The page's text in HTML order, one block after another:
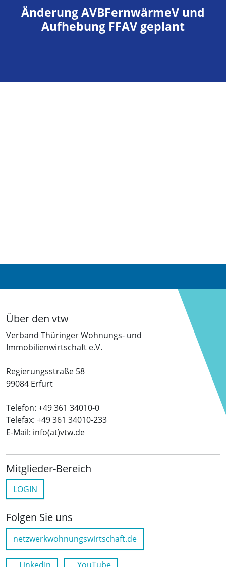
Änderung AVBFernwärmeV und
Aufhebung FFAV geplant
Über den vtw
Verband Thüringer Wohnungs- und
Immobilienwirtschaft e.V.
Regierungsstraße 58
99084 Erfurt
Telefon: +49 361 34010-0
Telefax: +49 361 34010-233
E-Mail: info(at)vtw.de
Mitglieder-Bereich
LOGIN
Folgen Sie uns
netzwerkwohnungswirtschaft.de